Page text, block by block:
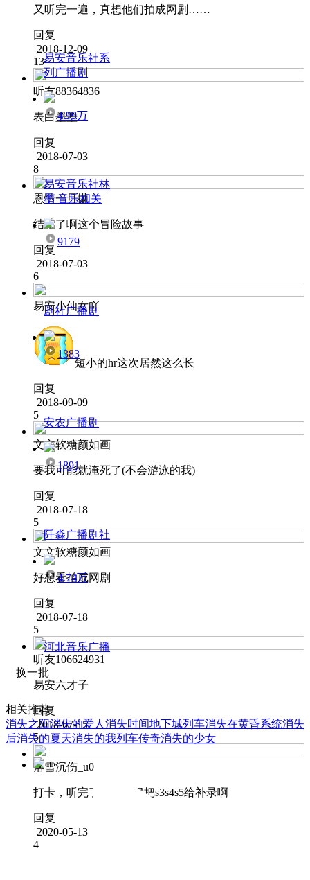
又听完一遍，真想他们拍成网剧……
回复
2018-12-09
13
听友88364836
表白墨墨
回复
2018-07-03
8
恩情一旦抛
结束了啊这个冒险故事
回复
2018-07-03
6
易安小仙女吖
短小的hr这次居然这么长
回复
2018-09-09
5
文文软糖颜如画
要我可能就淹死了(不会游泳的我)
回复
2018-07-18
5
文文软糖颜如画
好想看拍成网剧
回复
2018-07-18
5
听友106624931
易安六才子
回复
2018-07-15
5
落雪沉伤_u0
打卡，听完了，啥时候把s3s4s5给补录啊
回复
2020-05-13
4
易安音乐社系
列广播剧
4.99万
易安音乐社林
墨 音乐相关
9179
剧社广播剧
1383
安农广播剧
1891
阡淼广播剧社
4.74万
河北音乐广播
换一批
相关推荐
消失之阳消失的爱人 消失时间地下城列车消失在黄昏系统消失
后消失的夏天消失的我列车传奇消失的少女